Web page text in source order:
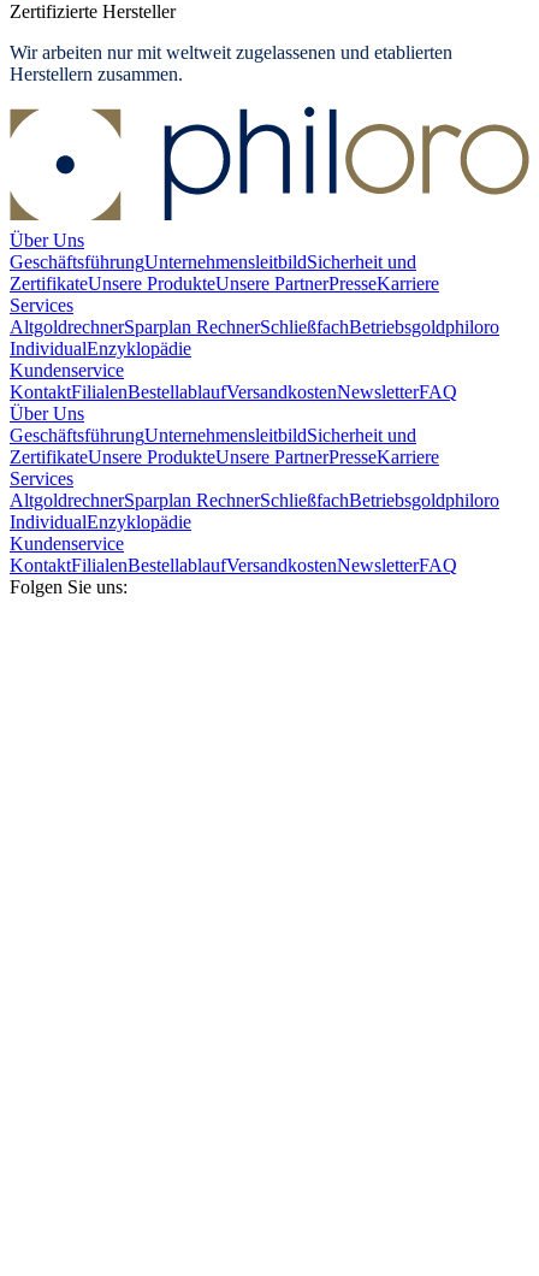
Zertifizierte Hersteller
Wir arbeiten nur mit weltweit zugelassenen und etablierten
Herstellern zusammen.
Über Uns
GeschäftsführungUnternehmensleitbildSicherheit und
ZertifikateUnsere ProdukteUnsere PartnerPresseKarriere
Services
AltgoldrechnerSparplan RechnerSchließfachBetriebsgoldphiloro
IndividualEnzyklopädie
Kundenservice
KontaktFilialenBestellablaufVersandkostenNewsletterFAQ
Über Uns
GeschäftsführungUnternehmensleitbildSicherheit und
ZertifikateUnsere ProdukteUnsere PartnerPresseKarriere
Services
AltgoldrechnerSparplan RechnerSchließfachBetriebsgoldphiloro
IndividualEnzyklopädie
Kundenservice
KontaktFilialenBestellablaufVersandkostenNewsletterFAQ
Folgen Sie uns: